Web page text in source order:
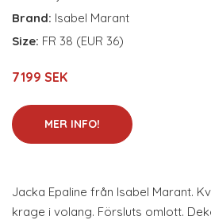
Brand: Isabel Marant
Size: FR 38 (EUR 36)
7199 SEK
MER INFO!
Jacka Epaline från Isabel Marant.
krage i volang. Försluts omlott.